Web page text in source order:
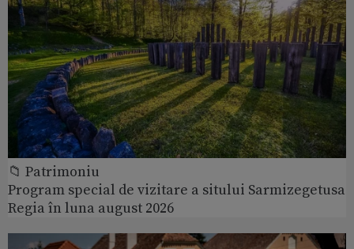
📁 Patrimoniu
Program special de vizitare a sitului Sarmizegetusa
Regia în luna august 2026